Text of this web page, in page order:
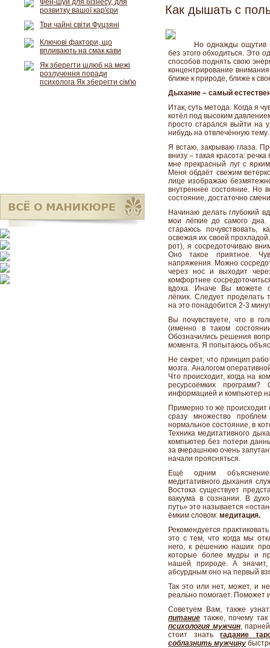
Как дышать с
Но однажды ощутив
без этого обходиться. Это
способов поднять свою
концентрирование
ближе к природе, ближе к
Дыхание – самый
Итак, суть метода. Когда я
котёл под высоким
просто старался выйти на
нибудь на отвлечённую
Я встаю, закрываю глаза.
внизу – такая красота:
мне прекрасный луг с
Меня обдаёт свежим
лице изображаю
внутреннее состояние. Но
состояние, достаточно
Начинаю делать глубокий
мои лёгкие до самого
стараюсь почувствовать,
освежая их своей
рот), я сосредоточиваю
Оно такое приятное.
напряжения. Можно
через нос и выходит
комфортнее
вдоха. Иначе Вы можете
лёгких. Следует проделать
на это понадобится 2-3
Вы почувствуете, что в
(именно в таком
Обозначились решения
момента. Я попытаюсь
Не секрет, что принцип
мозга. Аналогом
Что происходит, когда на
ресурсоёмких программ?
информацией и компьютер
Примерно то же
сразу множество
нормальное состояние, в
Техника медитативного
компьютер без потери
за вчерашнюю очень
начали проясняться.
Ещё одним
медитативного дыхания
Востока существует
вакуума в сознании. В
путь» это называется
ёмким словом: медитация.
Рекомендуется
это с тем, что когда мы
него, к решению наших
которые более мудры и
нашей природе. А
абсурдным оно на первый
Так это или нет, может, и
реально помогает. Поможет
Советуем Вам, также
питание также,почему
психология мужчин,
стоит знать
гадание
соблазнить мужчину
Фен-шуй для бізнесу, для
розвитку вашої кар'єри
Три чайні світи Фуцзяні
Ключові фактори, що
впливають на смак кави
Як зберегти шлюб на межі
розлучення поради
психолога Як зберегти сім'ю